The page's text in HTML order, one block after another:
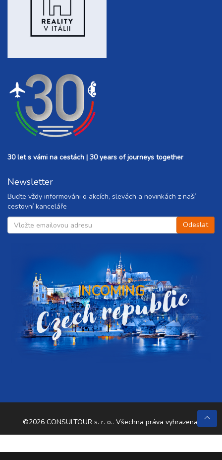
30 let s vámi na cestách | 30 years of journeys together
Newsletter
Buďte vždy informováni o akcích, slevách a novinkách z naší
cestovní kanceláře
INCOMING
Czech republic
©2026 CONSULTOUR s. r. o.. Všechna práva vyhrazena.